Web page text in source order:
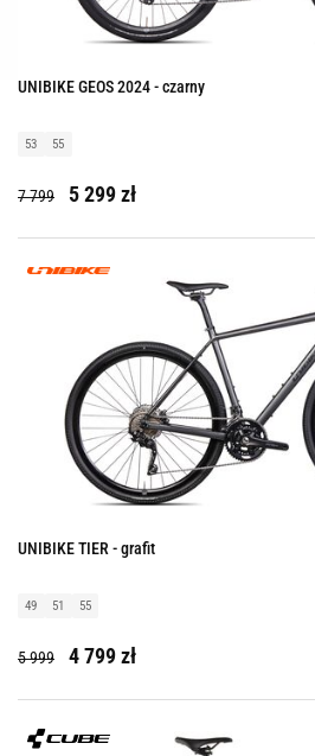
UNIBIKE GEOS 2024 - czarny
53 55
7 799 5 299 zł
UNIBIKE TIER - grafit
49 51 55
5 999 4 799 zł